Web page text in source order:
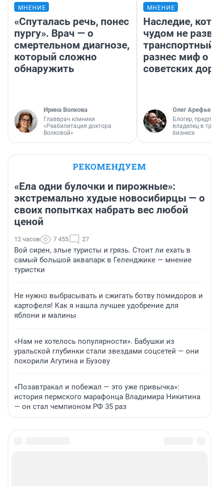
МНЕНИЕ
«Спуталась речь, понес
пургу». Врач — о
смертельном диагнозе,
который сложно
обнаружить
Ирина Волкова
Главврач клиники
«Реабилитация доктора
Волковой»
МНЕНИЕ
Наследие,
чудом не
транспортный
разнес миф о
советских
Олег Арефьев
Блогер,
владелец в
бизнесе
РЕКОМЕНДУЕМ
«Ела одни булочки и пирожные»:
экстремально худые новосибирцы — о
своих попытках набрать вес любой
ценой
12 часов 7 455 27
Вой сирен, злые туристы и грязь. Стоит ли ехать в
самый большой аквапарк в Геленджике — мнение
туристки
Не нужно выбрасывать и сжигать ботву помидоров и
картофеля! Как я нашла лучшее удобрение для
яблони и малины
«Нам не хотелось популярности». Бабушки из
уральской глубинки стали звездами соцсетей — они
покорили Агутина и Бузову
«Позавтракал и побежал — это уже привычка»:
история пермского марафонца Владимира Никитина
— он стал чемпионом РФ 35 раз